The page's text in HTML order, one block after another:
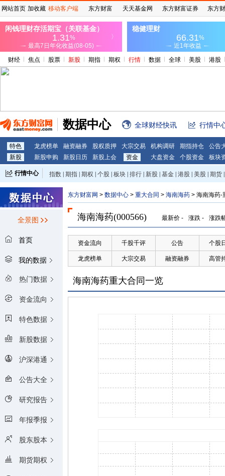
财经 焦点 股票 新股 期指 期权 行情 数据 全球 美股 港股
数据中心 全球财经快讯 行情中
特色 龙虎榜单 融资融券 股权质押 大宗交易 机构调研 期指持仓
公告
新股
新股申购 新股日历 新股上会 资金 大盘资金 个股资金 板块
行情中心 指数 期指 期权 个股 板块 排行 新股 基金 港股 美股 期货
外汇 | 黄金 | 自选股 | 自选基金
全景图
首页
我的数据
热门数据
资金流向
特色数据
新股数据
沪深港通
公告大全
研究报告
年报季报
股东股本
期货期权
东方财富网 > 数据中心 > 重大合同 > 海南海药 > 海南海药-
海南海药(000566) 最新价 - 涨跌 - 涨跌
资金流向 千股千评 公告 个股
龙虎榜单 大宗交易 融资融券 高管
海南海药重大合同一览
网站首页 加收藏 移动客户端 东方财富 天天基金网 东方财富证券 东方